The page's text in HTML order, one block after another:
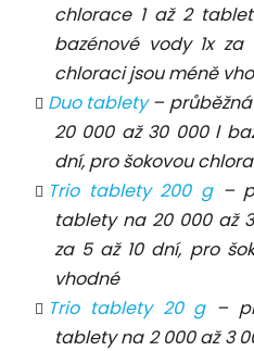
chlorace 1 až 2
bazénové vody 1x
chloraci jsou méně
Duo tablety– průběžná
20 000 až 30 000 l
dní, pro šokovou
Trio tablety 200 g–
tablety na 20 000 až
za 5 až 10 dní, pro
vhodné
Trio tablety 20 g–
tablety na 2 000 až 3